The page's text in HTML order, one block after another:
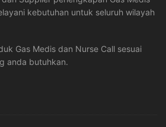
kebutuhan untuk seluruh wilayah
Gas Medis dan Nurse Call sesuai
anda butuhkan.